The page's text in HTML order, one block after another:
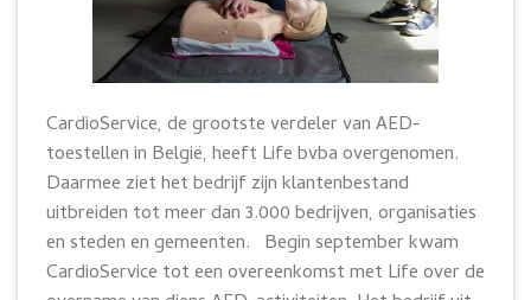
CardioService, de grootste verdeler van AED-
toestellen in België, heeft Life bvba overgenomen.
Daarmee ziet het bedrijf zijn klantenbestand
uitbreiden tot meer dan 3.000 bedrijven, organisaties
en steden en gemeenten. Begin september kwam
CardioService tot een overeenkomst met Life over de